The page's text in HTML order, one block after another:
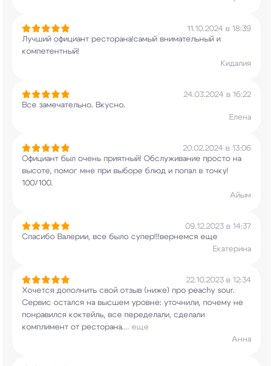
11.10.2024 в 18:39
Лучший официант ресторана!самый внимательный и
компетентный!
Кидалия
24.03.2024 в 16:22
Все замечательно. Вкусно.
Елена
20.02.2024 в 13:06
Официант был очень приятный! Обслуживание просто на
высоте, помог мне при выборе блюд и попал в точку!
100/100.
Айым
09.12.2023 в 14:37
Спасибо Валерии, все было супер!!!вернемся еще
Екатерина
22.10.2023 в 12:34
Хочется дополнить свой отзыв (ниже) про peachy sour.
Сервис остался на высшем уровне: уточнили, почему не
понравился коктейль, все переделали, сделали
комплимент от ресторана.... еще
Анна